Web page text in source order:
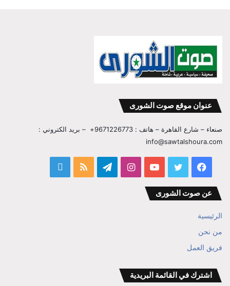
عنوان موقع صوت الشورى
صنعاء – شارع القاهرة – هاتف : 9671226773+ – بريد الكتروني :
info@sawtalshoura.com
فيسبوك تويتر يوتيوب انستقرامتيلقرام ملخص
عن صوت الشورى
الرئيسية
من نحن
فريق العمل
اشترك في القائمة البريدية